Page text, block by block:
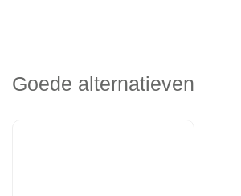
Goede alternatieven